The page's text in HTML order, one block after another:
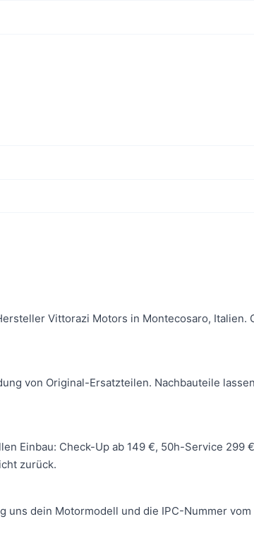
Vittorazi Motors in Montecosaro,
von Original-Ersatzteilen. Nachbauteile
Einbau: Check-Up ab 149 €, 50h-Service 299
zurück.
dein Motormodell und die IPC-Nummer